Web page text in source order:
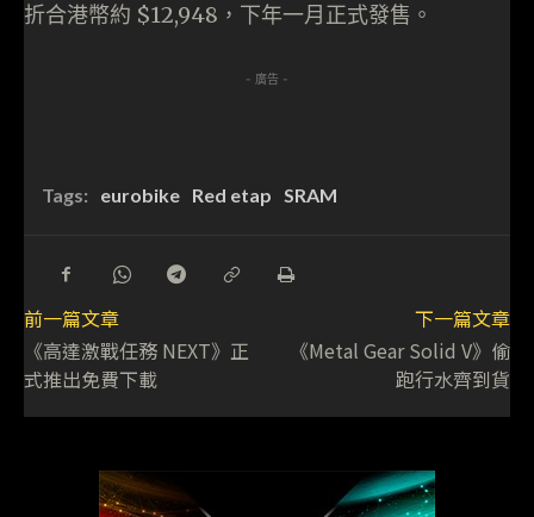
折合港幣約 $12,948，下年一月正式發售。
- 廣告 -
Tags: eurobike Red etap SRAM
前一篇文章
《高達激戰任務 NEXT》正
式推出免費下載
下一篇文章
《Metal Gear Solid V》偷
跑行水齊到貨